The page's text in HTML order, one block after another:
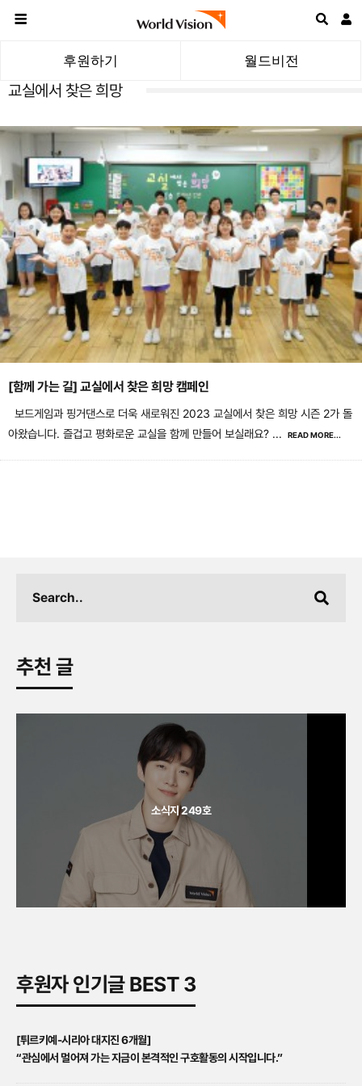
월드비전
후원하기
교실에서 찾은 희망
[함께 가는 길] 교실에서 찾은 희망 캠페인
보드게임과 핑거댄스로 더욱 새로워진 2023 교실에서 찾은 희망 시즌 2가 돌
아왔습니다. 즐겁고 평화로운 교실을 함께 만들어 보실래요? ... READ MORE...
추천 글
소식지 249호
후원자 인기글 BEST 3
[튀르키예-시리아 대지진 6개월]
“관심에서 멀어져 가는 지금이 본격적인 구호활동의 시작입니다.”